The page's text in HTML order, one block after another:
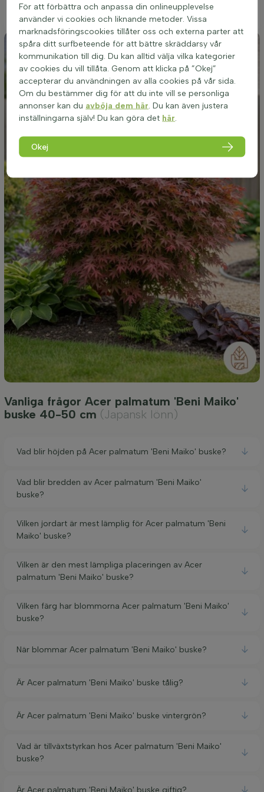
pollinerare under blomningen i april och maj.
Vanliga frågor Acer palmatum 'Beni Maiko'
buske 40-50 cm (Japansk lönn)
Vad blir höjden på Acer palmatum 'Beni Maiko' buske?
Vad blir bredden av Acer palmatum 'Beni Maiko'
buske?
Vilken jordart är mest lämplig för Acer palmatum 'Beni
Maiko' buske?
Vilken är den mest lämpliga placeringen av Acer
palmatum 'Beni Maiko' buske?
Vilken färg har blommorna Acer palmatum 'Beni Maiko'
buske?
När blommar Acer palmatum 'Beni Maiko' buske?
Är Acer palmatum 'Beni Maiko' buske tålig?
Är Acer palmatum 'Beni Maiko' buske vintergrön?
Vad är tillväxtstyrkan hos Acer palmatum 'Beni Maiko'
buske?
Är Acer palmatum 'Beni Maiko' buske giftig?
För att förbättra och anpassa din onlineupplevelse
använder vi cookies och liknande metoder. Vissa
marknadsföringscookies tillåter oss och externa parter att
spåra ditt surfbeteende för att bättre skräddarsy vår
kommunikation till dig. Du kan alltid välja vilka kategorier
av cookies du vill tillåta. Genom att klicka på ”Okej”
accepterar du användningen av alla cookies på vår sida.
Om du bestämmer dig för att du inte vill se personliga
annonser kan du avböja dem här . Du kan även justera
inställningarna själv! Du kan göra det här
Okej